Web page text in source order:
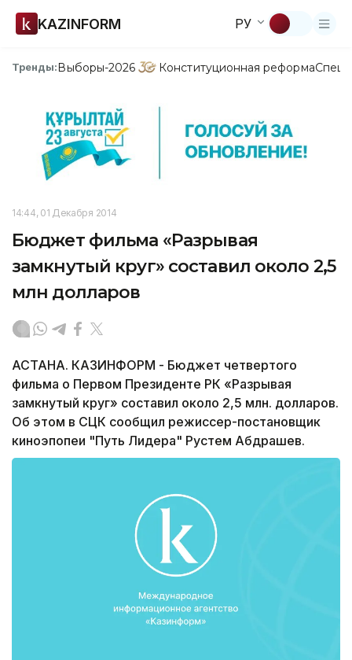
KAZINFORM РУ
Тренды:Выборы-2026 Конституционная реформа
14:44, 01 Декабря 2014
Бюджет фильма «Разрывая
замкнутый круг» составил около 2,5
млн долларов
АСТАНА. КАЗИНФОРМ - Бюджет четвертого
фильма о Первом Президенте РК «Разрывая
замкнутый круг» составил около 2,5 млн. долларов.
Об этом в СЦК сообщил режиссер-постановщик
киноэпопеи "Путь Лидера" Рустем Абдрашев.